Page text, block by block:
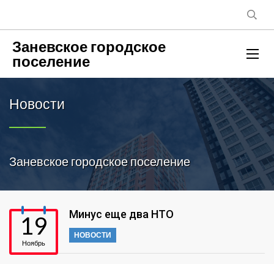
Заневское городское
поселение
Новости
Заневское городское поселение
19
Ноябрь
Минус еще два НТО
НОВОСТИ